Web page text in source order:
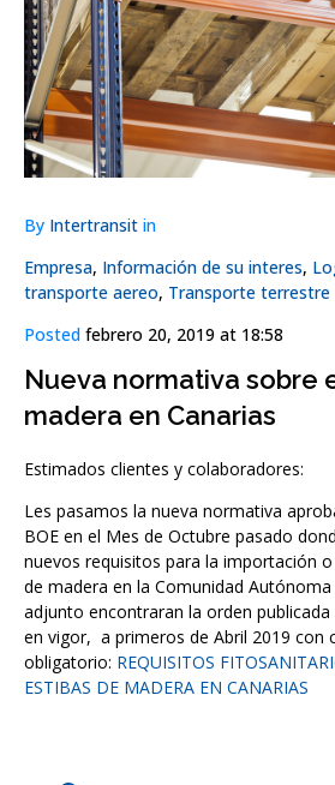
By Intertransit in
Empresa, Información de su interes,
transporte aereo, Transporte terrestre
Posted febrero 20, 2019 at 18:58
Nueva normativa sobre
madera en Canarias
Estimados clientes y colaboradores:
Les pasamos la nueva normativa
BOE en el Mes de Octubre pasado
nuevos requisitos para la importación
de madera en la Comunidad Autónoma
adjunto encontraran la orden
en vigor, a primeros de Abril 2019 con
obligatorio: REQUISITOS
ESTIBAS DE MADERA EN CANARIAS